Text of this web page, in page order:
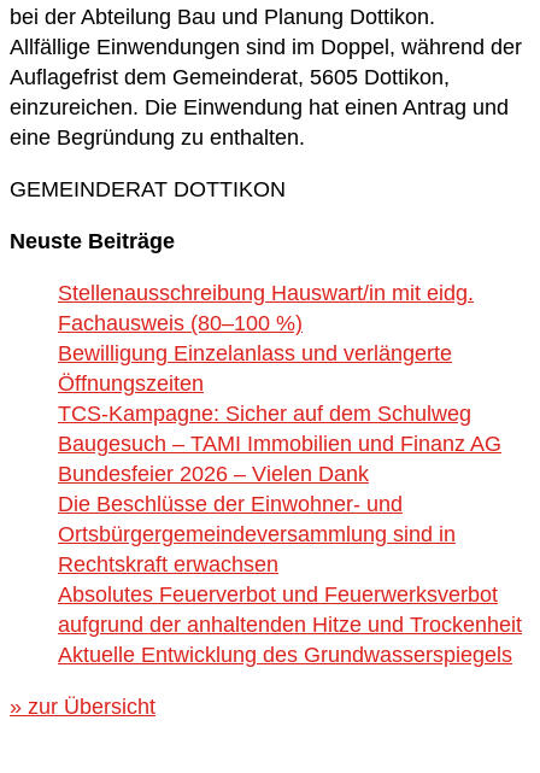
bei der Abteilung Bau und Planung Dottikon.
Allfällige Einwendungen sind im Doppel, während der
Auflagefrist dem Gemeinderat, 5605 Dottikon,
einzureichen. Die Einwendung hat einen Antrag und
eine Begründung zu enthalten.
GEMEINDERAT DOTTIKON
Neuste Beiträge
Stellenausschreibung Hauswart/in mit eidg.
Fachausweis (80–100 %)
Bewilligung Einzelanlass und verlängerte
Öffnungszeiten
TCS-Kampagne: Sicher auf dem Schulweg
Baugesuch – TAMI Immobilien und Finanz AG
Bundesfeier 2026 – Vielen Dank
Die Beschlüsse der Einwohner- und
Ortsbürgergemeindeversammlung sind in
Rechtskraft erwachsen
Absolutes Feuerverbot und Feuerwerksverbot
aufgrund der anhaltenden Hitze und Trockenheit
Aktuelle Entwicklung des Grundwasserspiegels
» zur Übersicht